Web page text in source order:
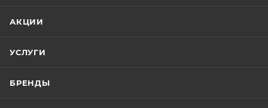
АКЦИИ
УСЛУГИ
БРЕНДЫ